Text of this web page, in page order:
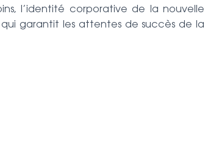
l’identité corporative de la nouvelle
garantit les attentes de succès de la